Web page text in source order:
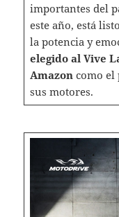
importantes del
este año, está
la potencia y
elegido al Vive
Amazon como
sus motores.